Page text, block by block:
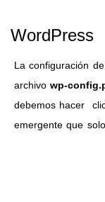
WordPress
La configuración
archivowp-
debemos hacer
emergente que